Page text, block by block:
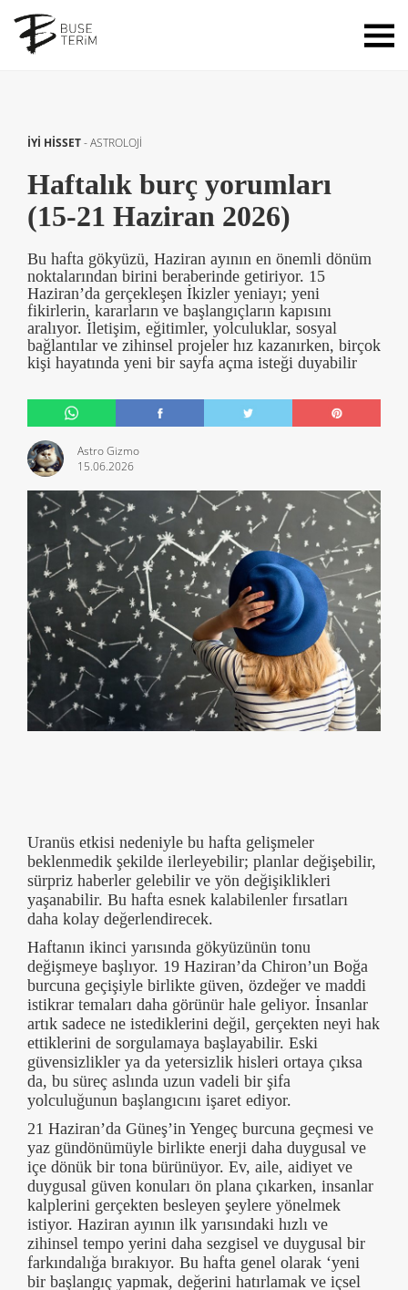
İYİ HİSSET-ASTROLOJİ
Haftalık burç yorumları
(15-21 Haziran 2026)
Bu hafta gökyüzü, Haziran ayının en önemli dönüm
noktalarından birini beraberinde getiriyor. 15
Haziran’da gerçekleşen İkizler yeniayı; yeni
fikirlerin, kararların ve başlangıçların kapısını
aralıyor. İletişim, eğitimler, yolculuklar, sosyal
bağlantılar ve zihinsel projeler hız kazanırken, birçok
kişi hayatında yeni bir sayfa açma isteği duyabilir
Astro Gizmo
15.06.2026
Uranüs etkisi nedeniyle bu hafta gelişmeler
beklenmedik şekilde ilerleyebilir; planlar değişebilir,
sürpriz haberler gelebilir ve yön değişiklikleri
yaşanabilir. Bu hafta esnek kalabilenler fırsatları
daha kolay değerlendirecek.
Haftanın ikinci yarısında gökyüzünün tonu
değişmeye başlıyor. 19 Haziran’da Chiron’un Boğa
burcuna geçişiyle birlikte güven, özdeğer ve maddi
istikrar temaları daha görünür hale geliyor. İnsanlar
artık sadece ne istediklerini değil, gerçekten neyi hak
ettiklerini de sorgulamaya başlayabilir. Eski
güvensizlikler ya da yetersizlik hisleri ortaya çıksa
da, bu süreç aslında uzun vadeli bir şifa
yolculuğunun başlangıcını işaret ediyor.
21 Haziran’da Güneş’in Yengeç burcuna geçmesi ve
yaz gündönümüyle birlikte enerji daha duygusal ve
içe dönük bir tona bürünüyor. Ev, aile, aidiyet ve
duygusal güven konuları ön plana çıkarken, insanlar
kalplerini gerçekten besleyen şeylere yönelmek
istiyor. Haziran ayının ilk yarısındaki hızlı ve
zihinsel tempo yerini daha sezgisel ve duygusal bir
farkındalığa bırakıyor. Bu hafta genel olarak ‘yeni
bir başlangıç yapmak, değerini hatırlamak ve içsel